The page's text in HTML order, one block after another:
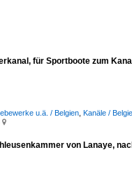
für Sportboote zum
u.ä. / Belgien Kanäle /

von Lanaye,